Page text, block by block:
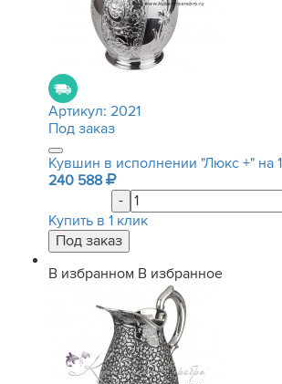
Артикул: 2021
Под заказ
Кувшин в исполнении "Люкс +" на
240 588
-
Купить в 1 клик
В избранном В избранное